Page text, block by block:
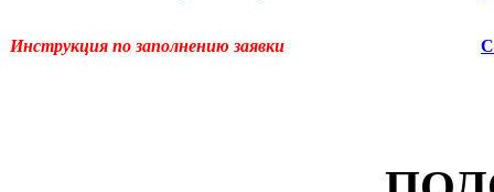
Инструкция по заполнению заявки